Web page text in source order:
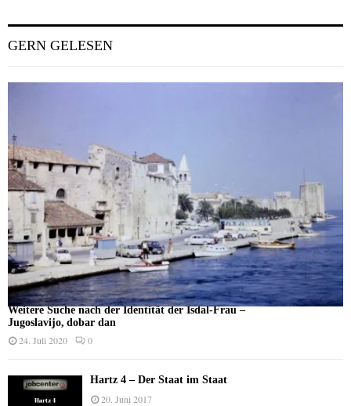
GERN GELESEN
Weitere Suche nach der Identität der Isdal-Frau –
Jugoslavijo, dobar dan
24. Juli 2020 0
Hartz 4 – Der Staat im Staat
20. Juni 2017